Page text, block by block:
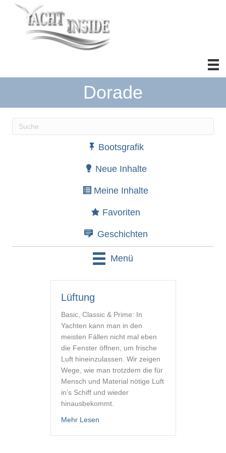
Dorade
Wenn die Ergebnisse der automatischen
Bootsgrafik
Neue Inhalte
Meine Inhalte
Favoriten
Geschichten
Menü
Lüftung
Basic, Classic & Prime: In
Yachten kann man in den
meisten Fällen nicht mal eben
die Fenster öffnen, um frische
Luft hineinzulassen. Wir zeigen
Wege, wie man trotzdem die für
Mensch und Material nötige Luft
in’s Schiff und wieder
hinausbekommt.
Mehr Lesenabout Lüftung